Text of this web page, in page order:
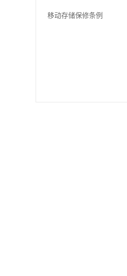
移动存储保修条例